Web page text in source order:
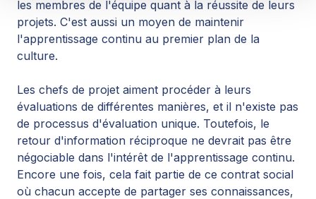
les membres de l'équipe quant à la réussite de leurs
projets. C'est aussi un moyen de maintenir
l'apprentissage continu au premier plan de la
culture.
Les chefs de projet aiment procéder à leurs
évaluations de différentes manières, et il n'existe pas
de processus d'évaluation unique. Toutefois, le
retour d'information réciproque ne devrait pas être
négociable dans l'intérêt de l'apprentissage continu.
Encore une fois, cela fait partie de ce contrat social
où chacun accepte de partager ses connaissances,